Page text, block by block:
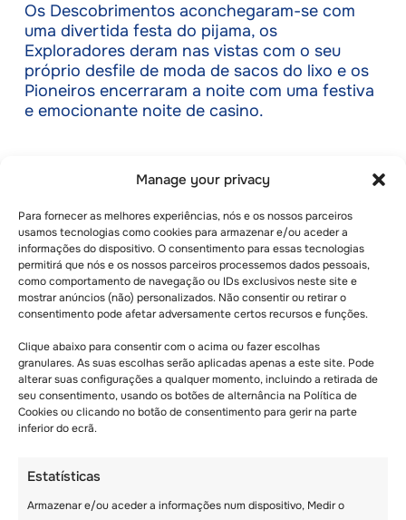
Manage your privacy
Para fornecer as melhores experiências, nós e os nossos parceiros
usamos tecnologias como cookies para armazenar e/ou aceder a
informações do dispositivo. O consentimento para essas tecnologias
permitirá que nós e os nossos parceiros processemos dados pessoais,
como comportamento de navegação ou IDs exclusivos neste site e
mostrar anúncios (não) personalizados. Não consentir ou retirar o
consentimento pode afetar adversamente certos recursos e funções.
Clique abaixo para consentir com o acima ou fazer escolhas
granulares. As suas escolhas serão aplicadas apenas a este site. Pode
alterar suas configurações a qualquer momento, incluindo a retirada de
seu consentimento, usando os botões de alternância na Política de
Cookies ou clicando no botão de consentimento para gerir na parte
inferior do ecrã.
Estatísticas
Armazenar e/ou aceder a informações num dispositivo, Medir o
Os Descobrimentos aconchegaram-se com
uma divertida festa do pijama, os
Exploradores deram nas vistas com o seu
próprio desfile de moda de sacos do lixo e os
Pioneiros encerraram a noite com uma festiva
e emocionante noite de casino.
alexandra@leselfes.com
Recent posts